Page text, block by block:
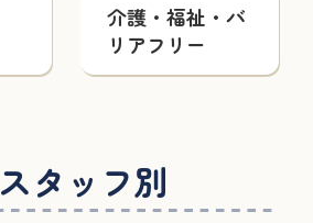
介護・福祉・バ
リアフリー
スタッフ別